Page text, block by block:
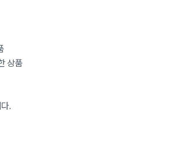
상품
.